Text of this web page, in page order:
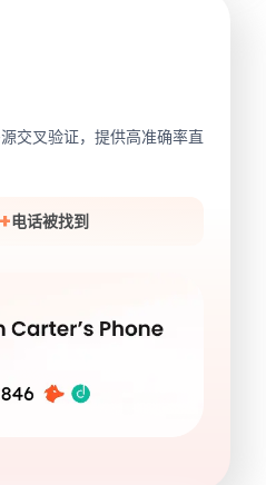
交叉验证，提供高准确率直
电话被找到